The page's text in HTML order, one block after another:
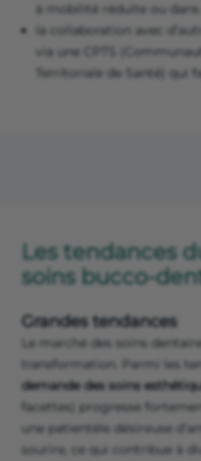
à mobilité réduite ou dans
la collaboration avec
via une CPTS
Territoriale de Santé) qui
Les tendances
soins bucco-
Grandes tendances
Le marché des soins
transformation. Parmi les
demande des soins
facettes) progresse
une patientèle désireuse
sourire, ce qui contribue à